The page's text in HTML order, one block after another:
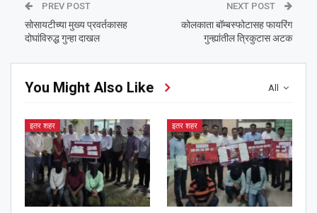
PREV POST
सोसायटीच्या मुख्य प्रवर्तकासह
दोघांविरुद्ध गुन्हा दाखल
NEXT POST
कोलकाता बॉम्बस्फोटासह फायरिंग
गुन्ह्यांतील त्रिकुटास अटक
All
You Might Also Like
इतर शहर इतर शहर